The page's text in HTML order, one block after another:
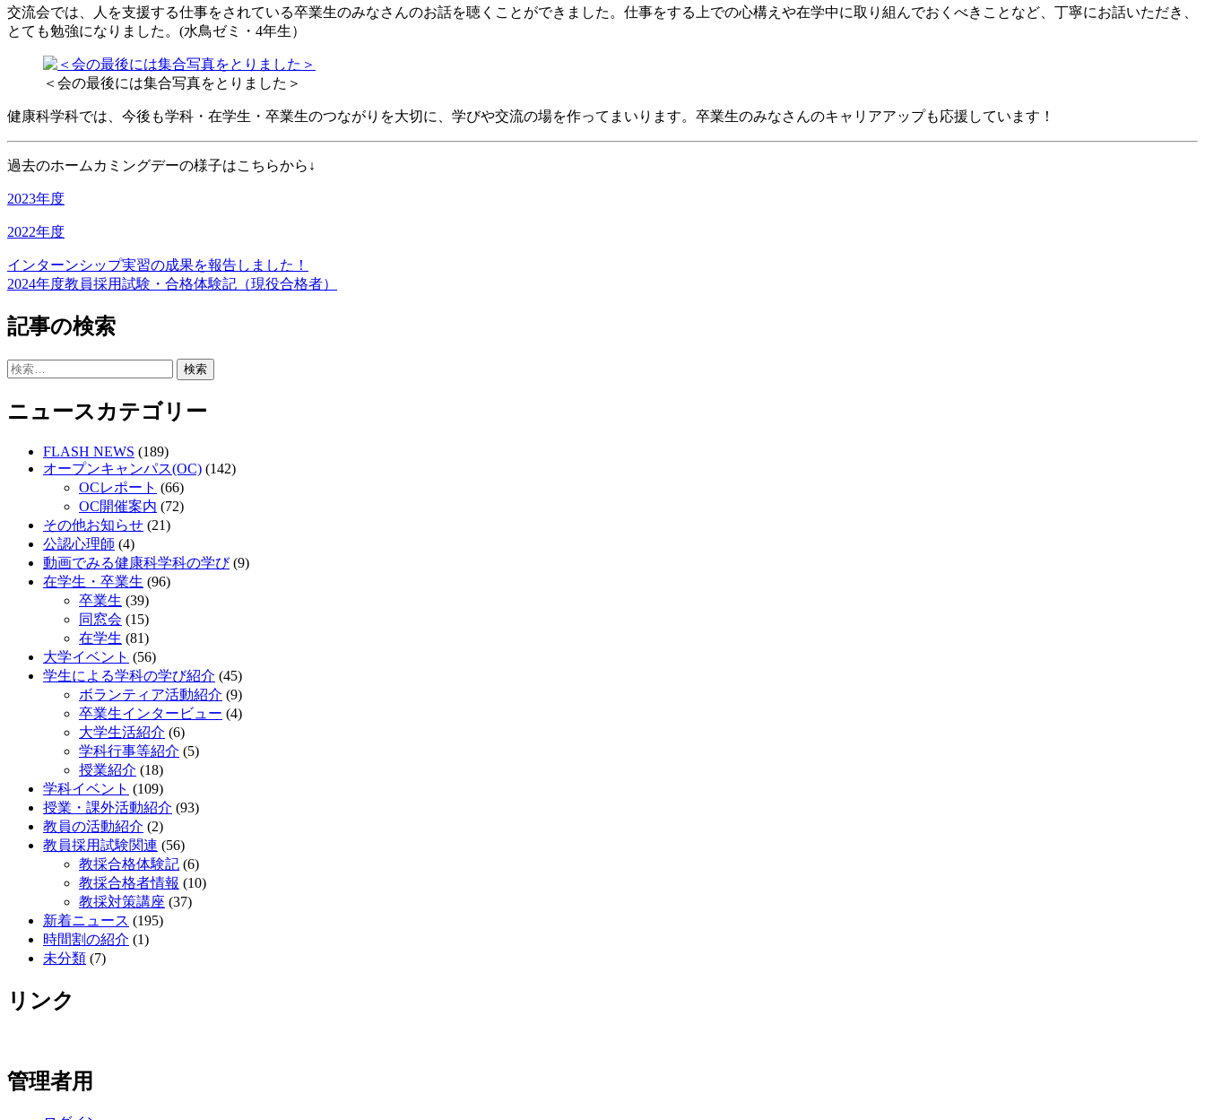
交流会では、人を支援する仕事をされている卒業生のみなさんのお話を聴くことができました。仕事をする上での心構えや在学中に取り組んでおくべきことなど、丁寧にお話いただき、
とても勉強になりました。(水鳥ゼミ・4年生）
＜会の最後には集合写真をとりました＞
健康科学科では、今後も学科・在学生・卒業生のつながりを大切に、学びや交流の場を作ってまいります。卒業生のみなさんのキャリアアップも応援しています！
過去のホームカミングデーの様子はこちらから↓
2023年度
2022年度
投
稿
ナ
ビ
ゲ
ー
インターンシップ実習の成果を報告しました！
2024年度教員採用試験・合格体験記（現役合格者）
記事の検索
検
ニュースカテゴリー
FLASH NEWS (189)
オープンキャンパス(OC) (142)
OCレポート (66)
OC開催案内 (72)
その他お知らせ (21)
公認心理師 (4)
動画でみる健康科学科の学び(9)
在学生・卒業生 (96)
卒業生 (39)
同窓会 (15)
在学生 (81)
大学イベント (56)
学生による学科の学び紹介 (45)
ボランティア活動紹介 (9)
卒業生インタービュー (4)
大学生活紹介 (6)
学科行事等紹介 (5)
授業紹介 (18)
学科イベント (109)
授業・課外活動紹介 (93)
教員の活動紹介 (2)
教員採用試験関連 (56)
教採合格体験記 (6)
教採合格者情報 (10)
教採対策講座 (37)
新着ニュース (195)
時間割の紹介 (1)
未分類 (7)
リンク
管理者用